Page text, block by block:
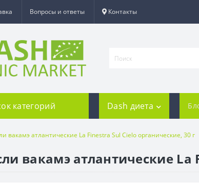
Вопросы и ответы Контакты
категорий Dash диета
вакамэ атлантические La Finestra Sul Cielo органические, 30 г
вакамэ атлантические La